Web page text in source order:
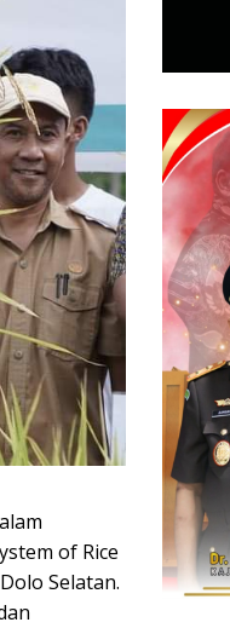
of Rice
Selatan.